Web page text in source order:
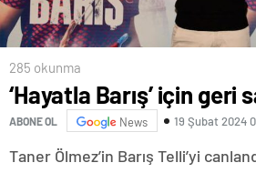
285 okunma
‘Hayatla Barış’ için geri
ABONE OL News 19 Şubat 2024
Taner Ölmez’in Barış Telli’yi